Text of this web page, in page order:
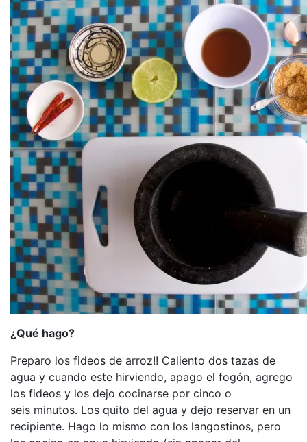
¿Qué hago?
Preparo los fideos de arroz!! Caliento dos tazas de
agua y cuando este hirviendo, apago el fogón, agrego
los fideos y los dejo cocinarse por cinco o
seis minutos. Los quito del agua y dejo reservar en un
recipiente. Hago lo mismo con los langostinos, pero